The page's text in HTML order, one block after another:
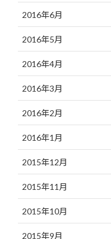
2016年6月
2016年5月
2016年4月
2016年3月
2016年2月
2016年1月
2015年12月
2015年11月
2015年10月
2015年9月